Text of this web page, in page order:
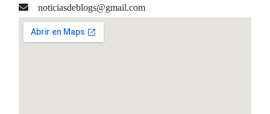
noticiasdeblogs@gmail.com